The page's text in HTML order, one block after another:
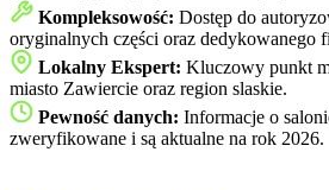
Kompleksowość: Dostęp do
oryginalnych części oraz dedykowanego
Lokalny Ekspert: Kluczowy punkt
miasto Zawiercie oraz region slaskie.
Pewność danych: Informacje o
zweryfikowane i są aktualne na rok 2026.